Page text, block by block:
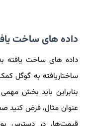
داده های ساخت
داده های ساخت
ساختاریافته به گوگل
عنوان مثال، فرض کنید